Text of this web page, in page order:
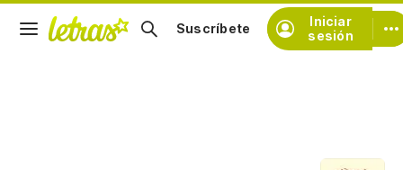
Iniciar
sesión
Suscríbete